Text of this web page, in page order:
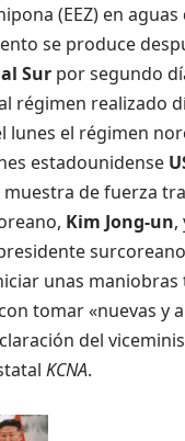
(EEZ) en aguas
se produce
Sur por segundo
régimen realizado
lunes el régimen
estadounidense
de fuerza
Kim Jong-un,
unas
tomar «nuevas y
del
KCNA.